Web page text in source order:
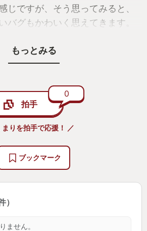
じですが、そう思ってみると、
バグもかわいく思えてきます。
たいにゲームの中を生活してい
向いています。
す。私はグレースとロットンと
な見た目のキャラクターがちょ
てお気に入りです。
出ることを待ち望んでいます
プロデューサーが退社されたら
だろう？
もっとみる
拍手
0
まりを拍手で応援！ ／
ブックマーク
）
ません。